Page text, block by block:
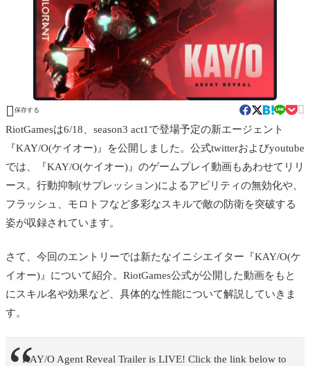
 保存する 
RiotGamesは6/18、season3 act1で登場予定の新エージェント
『KAY/O(ケイオー)』を公開しました。公式twitterおよびyoutube
では、『KAY/O(ケイオー)』のゲームプレイ動画もあわせてリリ
ース。行動抑制(サプレッション)によるアビリティの無効化や、
フラッシュ、モロトフなど多彩なスキルで敵の防衛を突破する
姿が収録されています。
さて、 今回のエントリーでは新たなイニシエイター『KAY/O(ケ
イオー)』について紹介。RiotGames公式が公開した動画をもと
にスキル名や効果など、具体的な性能について解説していきま
す。
KAY/O Agent Reveal Trailer is LIVE! Click the link below to